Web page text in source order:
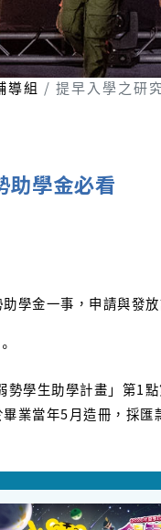
導組 提早入學之研
助學金必看
學金一事，申請與發放
學生助學計畫」第1
業當年5月造冊，採